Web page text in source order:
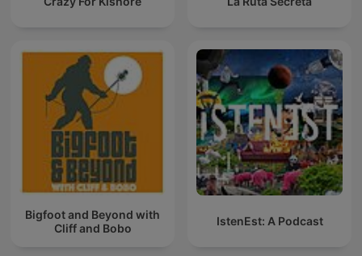
Bigfoot and Beyond with
Cliff and Bobo
IstenEst: A Podcast